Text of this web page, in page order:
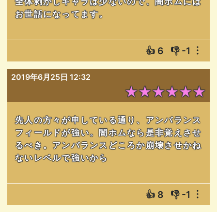
お世話になってます。
👍 6 👎 -1 ︙
2019年6月25日 12:32
★★★★★★
先人の方々が申している通り、アンバランス
フィールドが強い。闇ホムなら是非覚えさせ
るべき。アンバランスどころか崩壊させかね
ないレベルで強いから
👍 8 👎 -1 ︙